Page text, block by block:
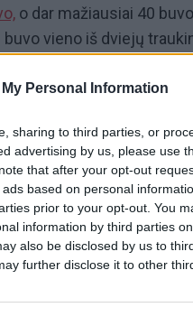
Personal Information
sharing to third parties, or
advertising by us, please use
that after your opt-out
based on personal
prior to your opt-out. You
information by third parties
also be disclosed by us to
further disclose it to other
o dar mažiausiai 40 buvo
vieno iš dviejų
garsiosios inkų
nustatyti sužeistų
ir dauguma jų –
žuvo sužeistieji